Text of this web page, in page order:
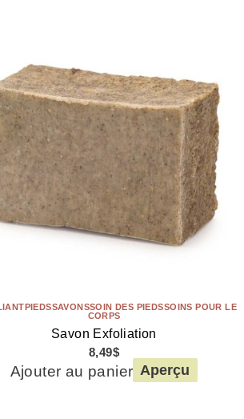
PIEDSSAVONSSOIN DES PIEDSSOINS POUR LE
CORPS
Savon Exfoliation
8,49$
Ajouter au panier Aperçu